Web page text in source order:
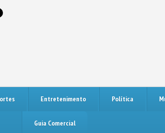
Entretenimento Política
Guia Comercial